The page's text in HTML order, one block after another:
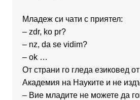
Младеж си чати с приятел:
– zdr, ko pr?
– nz, da se vidim?
– ok …
От страни го гледа езиковед
Академия на Науките и не
– Вие младите не можете да